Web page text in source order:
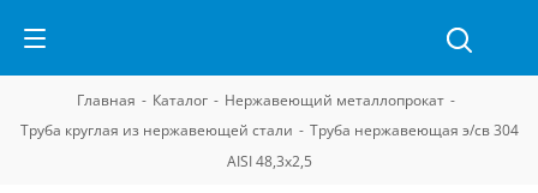
Главная - Каталог - Нержавеющий металлопрокат -
Труба круглая из нержавеющей стали - Труба нержавеющая э/св 304
AISI 48,3х2,5